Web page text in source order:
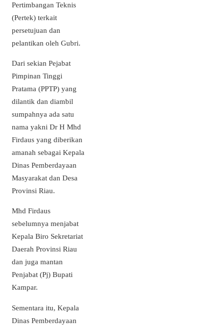
Pertimbangan Teknis
(Pertek) terkait
persetujuan dan
pelantikan oleh Gubri.
Dari sekian Pejabat
Pimpinan Tinggi
Pratama (PPTP) yang
dilantik dan diambil
sumpahnya ada satu
nama yakni Dr H Mhd
Firdaus yang diberikan
amanah sebagai Kepala
Dinas Pemberdayaan
Masyarakat dan Desa
Provinsi Riau.
Mhd Firdaus
sebelumnya menjabat
Kepala Biro Sekretariat
Daerah Provinsi Riau
dan juga mantan
Penjabat (Pj) Bupati
Kampar.
Sementara itu, Kepala
Dinas Pemberdayaan